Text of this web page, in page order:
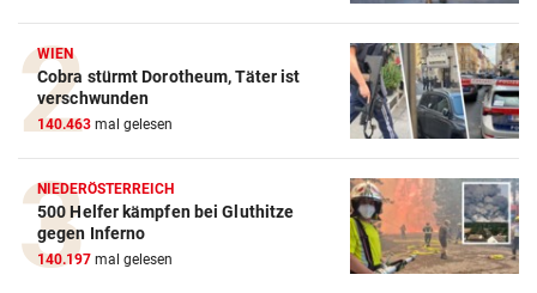
WIEN
Cobra stürmt Dorotheum, Täter ist
verschwunden
140.463 mal gelesen
NIEDERÖSTERREICH
500 Helfer kämpfen bei Gluthitze
gegen Inferno
140.197 mal gelesen
Crosstrainer Vergleich
ZUM VERGLEICH
ZUM VERGLEICH
Elektro-Scooter Vergleich
ZUM VERGLEICH